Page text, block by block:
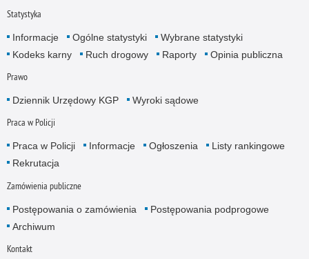
Statystyka
Informacje Ogólne statystyki
Wybrane statystyki
Kodeks karny
Ruch drogowy Raporty Opinia publiczna
Prawo
Dziennik Urzędowy KGP Wyroki sądowe
Praca w Policji
Praca w Policji Informacje Ogłoszenia
Listy rankingowe
Rekrutacja
Zamówienia publiczne
Postępowania o zamówienia
Postępowania podprogowe
Archiwum
Kontakt